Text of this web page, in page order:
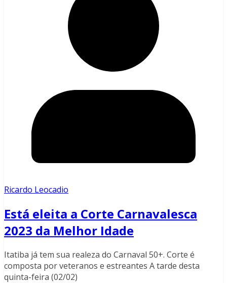
Ricardo Leocadio
Está eleita a Corte Carnavalesca
2023 da Melhor Idade
Itatiba já tem sua realeza do Carnaval 50+. Corte é
composta por veteranos e estreantes A tarde desta
quinta-feira (02/02)